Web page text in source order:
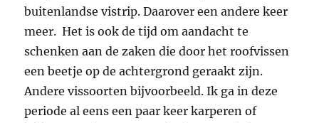
buitenlandse vistrip. Daarover een andere keer
meer. Het is ook de tijd om aandacht te
schenken aan de zaken die door het roofvissen
een beetje op de achtergrond geraakt zijn.
Andere vissoorten bijvoorbeeld. Ik ga in deze
periode al eens een paar keer karperen of